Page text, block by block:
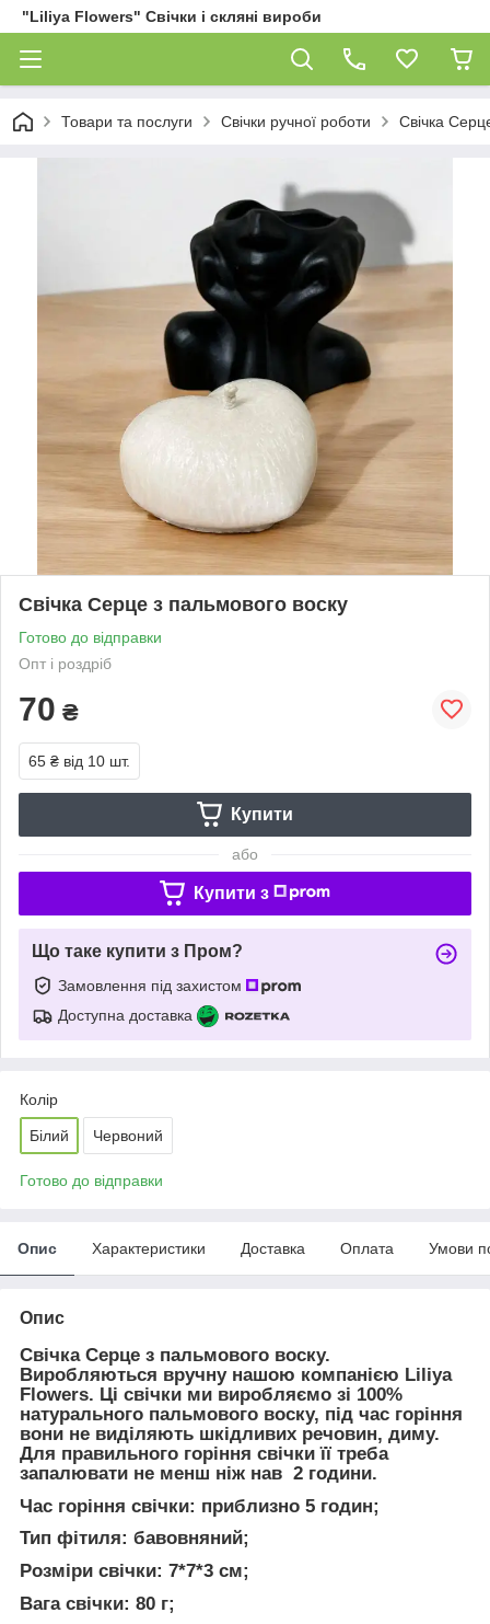
"Liliya Flowers" Свічки і скляні вироби
Товари та послуги Свічки ручної роботи Свічка
Свічка Серце з пальмового воску
Готово до відправки
Опт і роздріб
70 ₴
65 ₴ від 10 шт.
Купити
або
Купити з
Що таке купити з Пром?
Замовлення під захистом
Доступна доставка
Колір
Білий Червоний
Готово до відправки
Опис Характеристики Доставка Оплата Умови
Опис
Свічка Серце з пальмового воску.
Виробляються вручну нашою компанією Liliya
Flowers. Ці свічки ми виробляємо зі 100%
натурального пальмового воску, під час горіння
вони не виділяють шкідливих речовин, диму.
Для правильного горіння свічки її треба
запалювати не менш ніж нав 2 години.
Час горіння свічки: приблизно 5 годин;
Тип фітиля: бавовняний;
Розміри свічки: 7*7*3 см;
Вага свічки: 80 г;